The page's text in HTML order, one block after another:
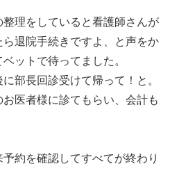
理をしていると看護師さんが
退院手続きですよ、と声をか
ットで待ってました。
部長回診受けて帰って！と。
医者様に診てもらい、会計も
約を確認してすべてが終わり